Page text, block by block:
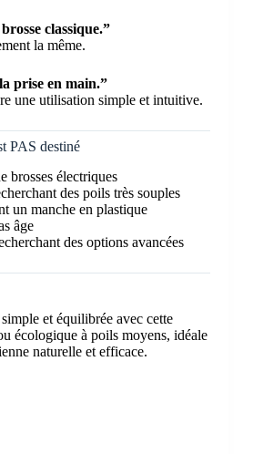
classique.”
la même.
prise en main.”
une utilisation simple et intuitive.
PAS destiné
brosses électriques
des poils très souples
un manche en plastique
âge
des options avancées
et équilibrée avec cette
écologique à poils moyens, idéale
naturelle et efficace.